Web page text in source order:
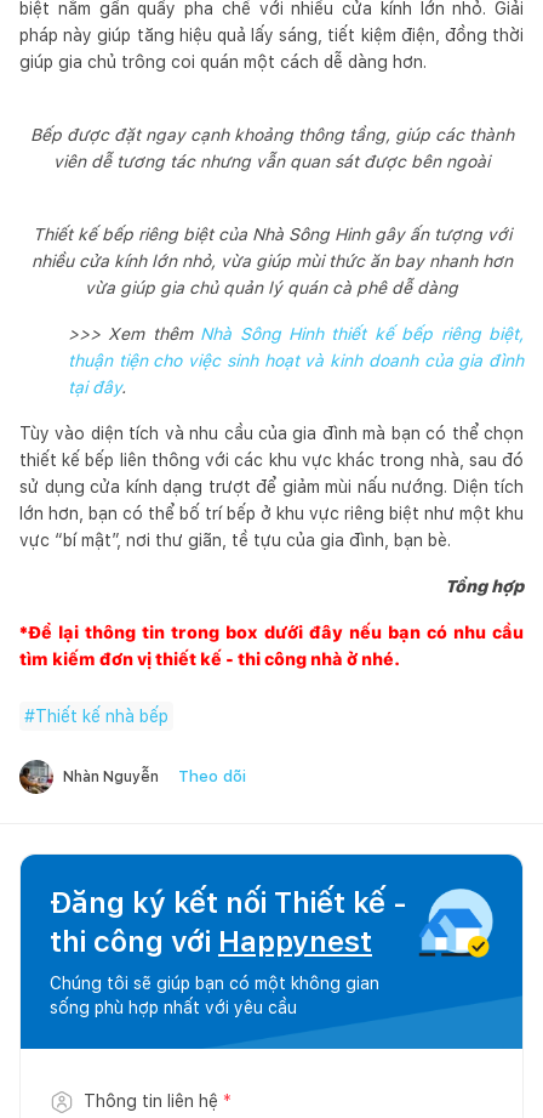
biệt nằm gần quầy pha chế với nhiều cửa kính lớn nhỏ. Giải
pháp này giúp tăng hiệu quả lấy sáng, tiết kiệm điện, đồng thời
giúp gia chủ trông coi quán một cách dễ dàng hơn.
Bếp được đặt ngay cạnh khoảng thông tầng, giúp các thành
viên dễ tương tác nhưng vẫn quan sát được bên ngoài
Thiết kế bếp riêng biệt của Nhà Sông Hinh gây ấn tượng với
nhiều cửa kính lớn nhỏ, vừa giúp mùi thức ăn bay nhanh hơn
vừa giúp gia chủ quản lý quán cà phê dễ dàng
>>> Xem thêm Nhà Sông Hinh thiết kế bếp riêng biệt,
thuận tiện cho việc sinh hoạt và kinh doanh của gia đình
tại đây.
Tùy vào diện tích và nhu cầu của gia đình mà bạn có thể chọn
thiết kế bếp liên thông với các khu vực khác trong nhà, sau đó
sử dụng cửa kính dạng trượt để giảm mùi nấu nướng. Diện tích
lớn hơn, bạn có thể bố trí bếp ở khu vực riêng biệt như một khu
vực “bí mật”, nơi thư giãn, tề tựu của gia đình, bạn bè.
Tổng hợp
*Để lại thông tin trong box dưới đây nếu bạn có nhu cầu
tìm kiếm đơn vị thiết kế - thi công nhà ở nhé.
#Thiết kế nhà bếp
Nhàn Nguyễn Theo dõi
Đăng ký kết nối Thiết kế -
thi công với Happynest
Chúng tôi sẽ giúp bạn có một không gian
sống phù hợp nhất với yêu cầu
Thông tin liên hệ *